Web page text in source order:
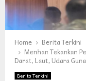
Home
Berita Terkini
Menhan Tekankan
Darat, Laut, Udara
Berita Terkini